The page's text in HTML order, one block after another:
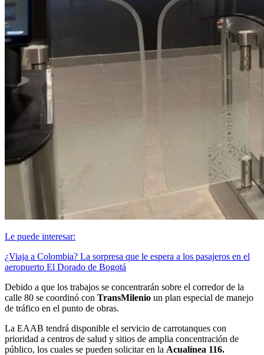
Le puede interesar:
¿Viaja a Colombia? La sorpresa que le espera a los pasajeros en el
aeropuerto El Dorado de Bogotá
Debido a que los trabajos se concentrarán sobre el corredor de la
calle 80 se coordinó con TransMilenio un plan especial de manejo
de tráfico en el punto de obras.
La EAAB tendrá disponible el servicio de carrotanques con
prioridad a centros de salud y sitios de amplia concentración de
público, los cuales se pueden solicitar en la Acualínea 116.